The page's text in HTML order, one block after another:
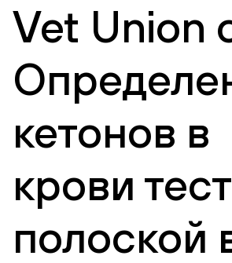
Vet Union
кетонов в
крови
полоской